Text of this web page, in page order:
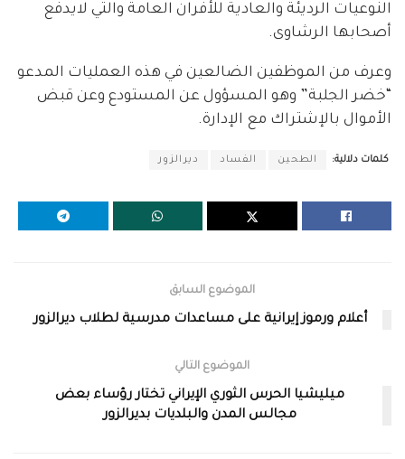
النوعيات الرديئة والعادية للأفران العامة والتي لايدفع
أصحابها الرشاوى.
وعرف من الموظفين الضالعين في هذه العمليات المدعو
“خضر الجلبة” وهو المسؤول عن المستودع وعن قبض
الأموال بالإشتراك مع الإدارة.
كلمات دلالية: الطحين الفساد ديرالزور
الموضوع السابق
أعلام ورموز إيرانية على مساعدات مدرسية لطلاب ديرالزور
الموضوع التالي
ميليشيا الحرس الثوري الإيراني تختار رؤساء بعض
مجالس المدن والبلديات بديرالزور